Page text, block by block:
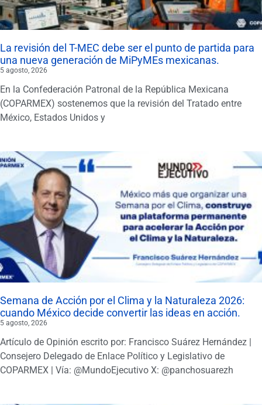
La revisión del T-MEC debe ser el punto de partida para
una nueva generación de MiPyMEs mexicanas.
5 agosto, 2026
En la Confederación Patronal de la República Mexicana
(COPARMEX) sostenemos que la revisión del Tratado entre
México, Estados Unidos y
Semana de Acción por el Clima y la Naturaleza 2026:
cuando México decide convertir las ideas en acción.
5 agosto, 2026
Artículo de Opinión escrito por: Francisco Suárez Hernández |
Consejero Delegado de Enlace Político y Legislativo de
COPARMEX | Vía: @MundoEjecutivo X: @panchosuarezh